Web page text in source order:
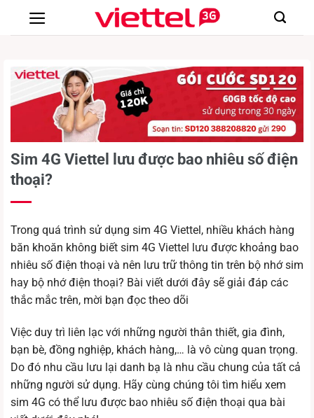
Sim 4G Viettel lưu được bao nhiêu số điện
thoại?
Trong quá trình sử dụng sim 4G Viettel, nhiều khách hàng
băn khoăn không biết sim 4G Viettel lưu được khoảng bao
nhiêu số điện thoại và nên lưu trữ thông tin trên bộ nhớ sim
hay bộ nhớ điện thoại? Bài viết dưới đây sẽ giải đáp các
thắc mắc trên, mời bạn đọc theo dõi
Việc duy trì liên lạc với những người thân thiết, gia đình,
bạn bè, đồng nghiệp, khách hàng,… là vô cùng quan trọng.
Do đó nhu cầu lưu lại danh bạ là nhu cầu chung của tất cả
những người sử dụng. Hãy cùng chúng tôi tìm hiểu xem
sim 4G có thể lưu được bao nhiêu số điện thoại qua bài